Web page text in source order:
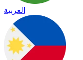
العربية